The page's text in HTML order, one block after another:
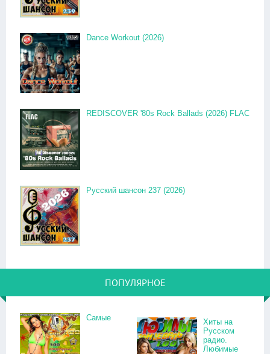
Dance Workout (2026)
REDISCOVER '80s Rock Ballads (2026) FLAC
Русский шансон 237 (2026)
ПОПУЛЯРНОЕ
Самые
Хиты на
Русском
радио.
Любимые